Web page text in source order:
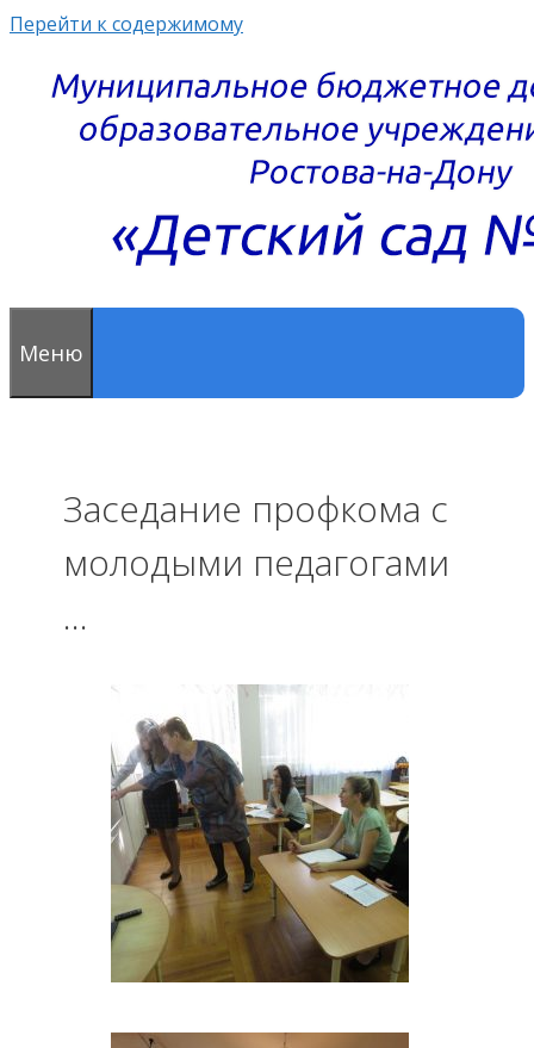
Перейти к содержимому
Меню
Заседание профкома с
молодыми педагогами
…